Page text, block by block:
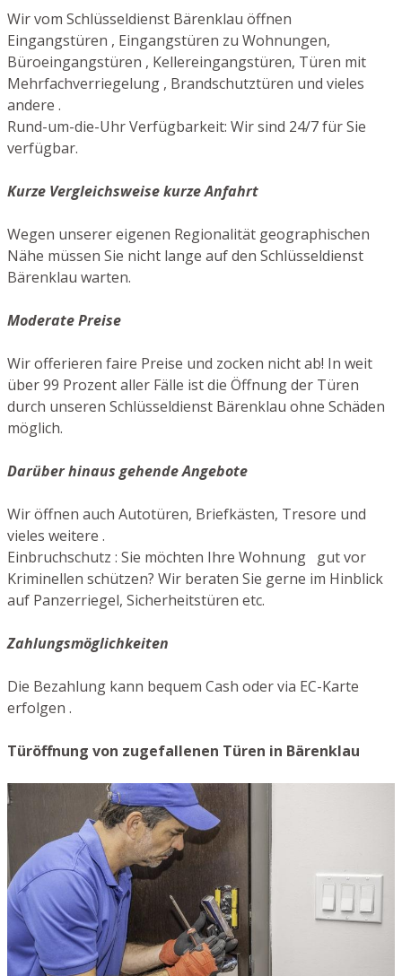
Wir vom Schlüsseldienst Bärenklau öffnen
Eingangstüren , Eingangstüren zu Wohnungen,
Büroeingangstüren , Kellereingangstüren, Türen mit
Mehrfachverriegelung , Brandschutztüren und vieles
andere .
Rund-um-die-Uhr Verfügbarkeit: Wir sind 24/7 für Sie
verfügbar.
Kurze Vergleichsweise kurze Anfahrt
Wegen unserer eigenen Regionalität geographischen
Nähe müssen Sie nicht lange auf den Schlüsseldienst
Bärenklau warten.
Moderate Preise
Wir offerieren faire Preise und zocken nicht ab! In weit
über 99 Prozent aller Fälle ist die Öffnung der Türen
durch unseren Schlüsseldienst Bärenklau ohne Schäden
möglich.
Darüber hinaus gehende Angebote
Wir öffnen auch Autotüren, Briefkästen, Tresore und
vieles weitere .
Einbruchschutz : Sie möchten Ihre Wohnung gut vor
Kriminellen schützen? Wir beraten Sie gerne im Hinblick
auf Panzerriegel, Sicherheitstüren etc.
Zahlungsmöglichkeiten
Die Bezahlung kann bequem Cash oder via EC-Karte
erfolgen .
Türöffnung von zugefallenen Türen in Bärenklau